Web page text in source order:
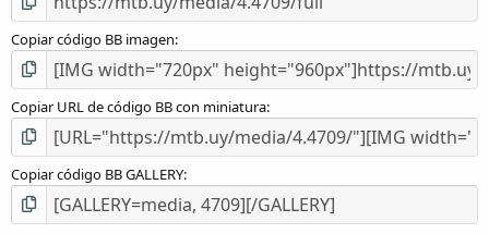
(
)
Copiar código BB imagen
Copiar URL de código BB con miniatura
Copiar código BB GALLERY